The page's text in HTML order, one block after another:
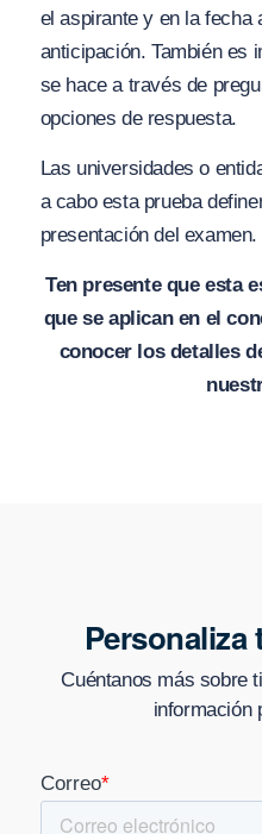
el aspirante y en la fecha
anticipación. También es
se hace a través de
opciones de respuesta.
Las universidades o
a cabo esta prueba
presentación del examen.
Ten presente que esta
que se aplican en el
conocer los detalles
Personaliza
Cuéntanos más sobre
información